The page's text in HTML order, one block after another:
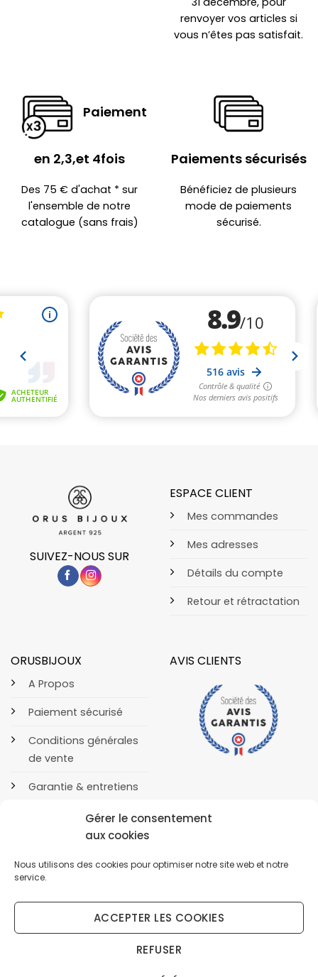
Gérer le consentement
aux cookies
Nous utilisons des cookies pour optimiser notre site web et notre
service.
ACCEPTER LES COOKIES
REFUSER
renvoyer vos articles si
vous n’êtes pas satisfait.
Paiement
en 2,3,et 4fois
Des 75 € d'achat * sur
l'ensemble de notre
catalogue (sans frais)
Paiements sécurisés
Bénéficiez de plusieurs
mode de paiements
sécurisé.
SUIVEZ-NOUS SUR
ESPACE CLIENT
Mes commandes
Mes adresses
Détails du compte
Retour et rétractation
ORUSBIJOUX
A Propos
Paiement sécurisé
Conditions générales
de vente
Garantie & entretiens
AVIS CLIENTS
POLITIQUE DE CONFIDENTIALITÉ COOKIES
BP90032, 13600 La Ciotat, France - Téléphone : 09.75.23.60.62